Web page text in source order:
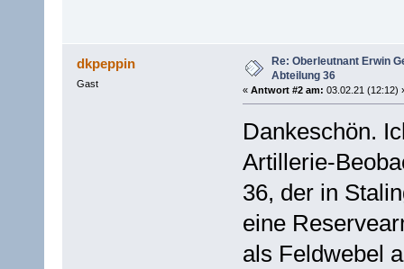
dkpeppin
Gast
Re: Oberleutnant Erwin
Abteilung 36
« Antwort #2 am: 03.02.21 (12:12)
Dankeschön.
Artillerie-
36, der in
eine
als Feldwebel